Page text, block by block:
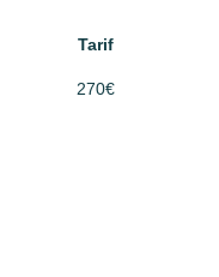
Tarif
270€